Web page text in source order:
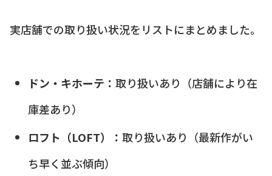
実店舗での取り扱い状況をリストにまとめました。
ドン・キホーテ： 取り扱いあり（店舗により在
庫差あり）
ロフト（LOFT）： 取り扱いあり（最新作がい
ち早く並ぶ傾向）